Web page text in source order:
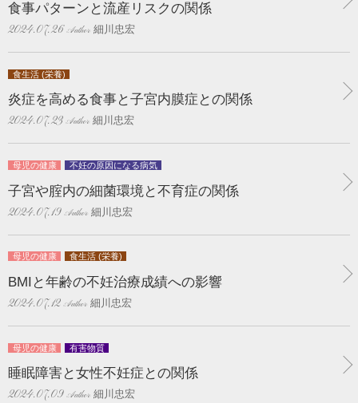
食事パターンと流産リスクの関係
2024.07.26 細川忠宏
食生活 (栄養)
炎症を高める食事と子宮内膜症との関係
2024.07.23 細川忠宏
母児の健康 不妊の原因になる病気
子宮や腟内の細菌環境と不育症の関係
2024.07.19 細川忠宏
母児の健康 食生活 (栄養)
BMIと年齢の不妊治療成績への影響
2024.07.12 細川忠宏
母児の健康 有害物質
睡眠障害と女性不妊症との関係
2024.07.09 細川忠宏